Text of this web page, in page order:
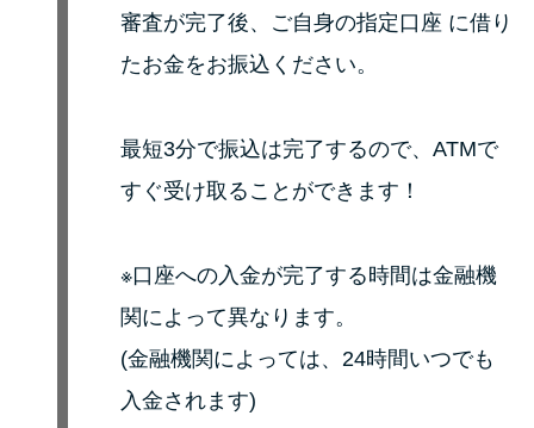
審査が完了後、ご自身の指定口座 に借り
たお金をお振込ください。
最短3分で振込は完了するので、ATMで
すぐ受け取ることができます！
※口座への入金が完了する時間は金融機
関によって異なります。
(金融機関によっては、24時間いつでも
入金されます)